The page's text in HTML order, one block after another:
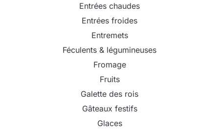
Entrées chaudes
Entrées froides
Entremets
Féculents & légumineuses
Fromage
Fruits
Galette des rois
Gâteaux festifs
Glaces